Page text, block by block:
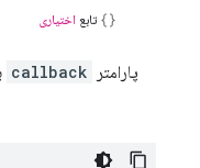
تابع اختیاری
پارامتر callback